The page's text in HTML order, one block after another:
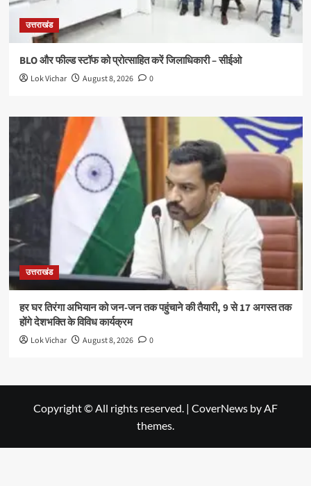
उत्तराखंड
BLO और फील्ड स्टॉफ को प्रोत्साहित करें जिलाधिकारी – सीईओ
Lok Vichar August 8, 2026 0
उत्तराखंड
हर घर तिरंगा अभियान को जन-जन तक पहुंचाने की तैयारी, 9 से 17 अगस्त तक
होंगे देशभक्ति के विविध कार्यक्रम
Lok Vichar August 8, 2026 0
Copyright © All rights reserved. | CoverNews by AF
themes.